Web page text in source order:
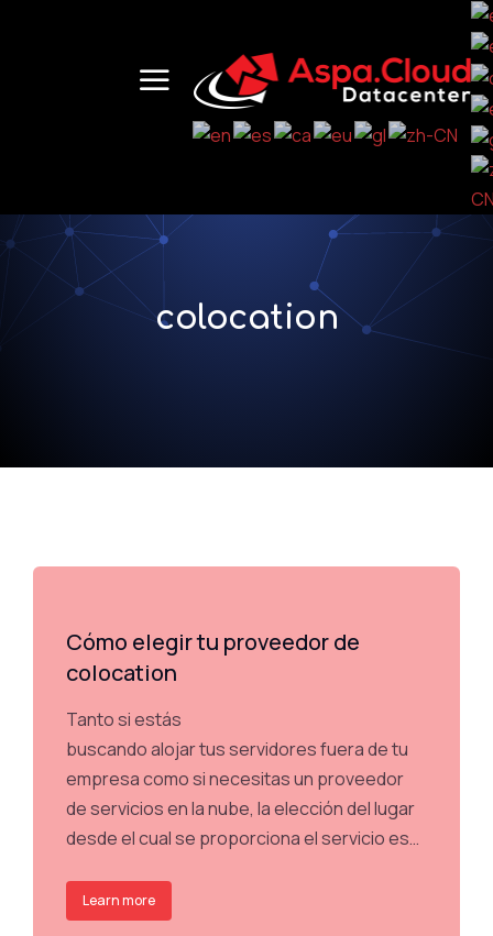
colocation
Cómo elegir tu proveedor de
colocation
Tanto si estás
buscando alojar tus servidores fuera de tu
empresa como si necesitas un proveedor
de servicios en la nube, la elección del lugar
desde el cual se proporciona el servicio es…
Learn more